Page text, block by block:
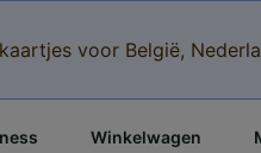
voor België,
Winkelwagen